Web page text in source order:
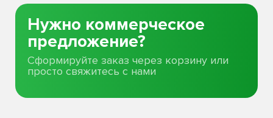
Нужно коммерческое
предложение?
Сформируйте заказ через корзину или
просто свяжитесь с нами